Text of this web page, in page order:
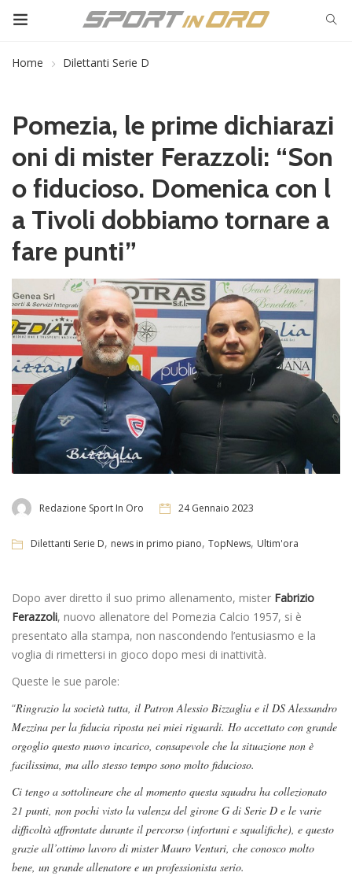
Home Dilettanti Serie D
Pomezia, le prime dichiarazi
oni di mister Ferazzoli: “Son
o fiducioso. Domenica con l
a Tivoli dobbiamo tornare a
fare punti”
Redazione Sport In Oro 24 Gennaio 2023
Dilettanti Serie D, news in primo piano, TopNews, Ultim'ora
Dopo aver diretto il suo primo allenamento, mister Fabrizio
Ferazzoli, nuovo allenatore del Pomezia Calcio 1957, si è
presentato alla stampa, non nascondendo l’entusiasmo e la
voglia di rimettersi in gioco dopo mesi di inattività.
Queste le sue parole:
“Ringrazio la società tutta, il Patron Alessio Bizzaglia e il DS Alessandro
Mezzina per la fiducia riposta nei miei riguardi. Ho accettato con grande
orgoglio questo nuovo incarico, consapevole che la situazione non è
facilissima, ma allo stesso tempo sono molto fiducioso.
Ci tengo a sottolineare che al momento questa squadra ha collezionato
21 punti, non pochi visto la valenza del girone G di Serie D e le varie
difficoltà affrontate durante il percorso (infortuni e squalifiche), e questo
grazie all’ottimo lavoro di mister Mauro Venturi, che conosco molto
bene, un grande allenatore e un professionista serio.